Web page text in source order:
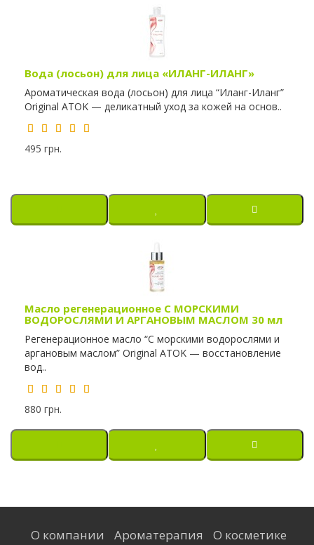
Вода (лосьон) для лица «ИЛАНГ-ИЛАНГ»
Ароматическая вода (лосьон) для лица “Иланг-Иланг”
Original ATOK — деликатный уход за кожей на основ..
495 грн.
Масло регенерационное С МОРСКИМИ
ВОДОРОСЛЯМИ И АРГАНОВЫМ МАСЛОМ 30 мл
Регенерационное масло “С морскими водорослями и
аргановым маслом” Original ATOK — восстановление
вод..
880 грн.
О компании Ароматерапия
О косметике